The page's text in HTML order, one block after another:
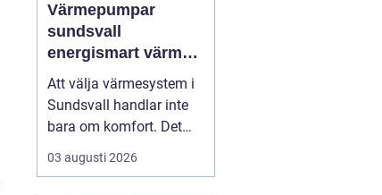
Värmepumpar
sundsvall
energismart värme
för norrländskt
klimat
Att välja värmesystem i
Sundsvall handlar inte
bara om komfort. Det
påverkar ekonomin,
miljön och husets
03 augusti 2026